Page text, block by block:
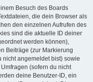
Besuch des Boards
die dein Browser als
den einzelnen Aufrufen des
sind die aktuelle ID deiner
werden können),
Beiträge (zur Markierung
angemeldet bist) sowie
(sofern du nicht
deine Benutzer-ID, ein